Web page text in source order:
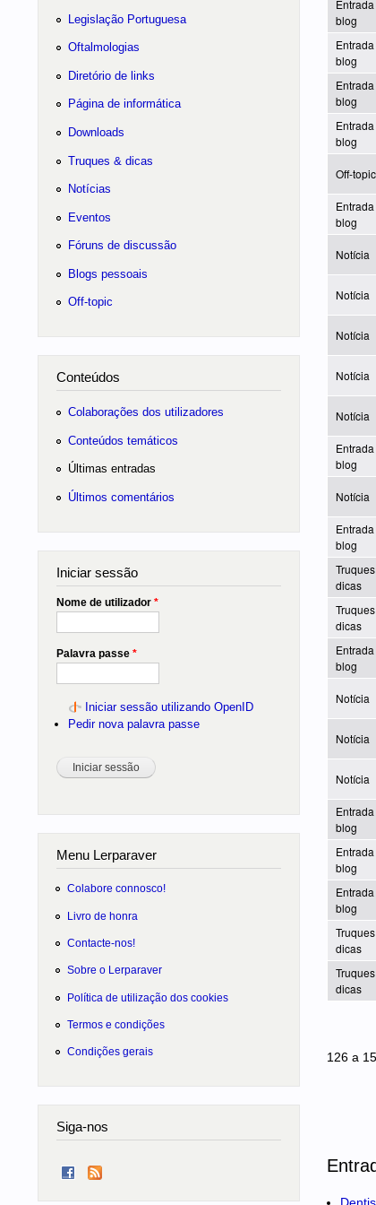
blog
blog
blog
blog
Off-topic
blog
Notícia
Notícia
Notícia
Notícia
Notícia
blog
Notícia
blog
dicas
dicas
blog
Notícia
Notícia
Notícia
blog
blog
blog
dicas
dicas
126 a
Legislação Portuguesa
Oftalmologias
Diretório de links
Página de informática
Downloads
Truques & dicas
Notícias
Eventos
Fóruns de discussão
Blogs pessoais
Off-topic
Conteúdos
Colaborações dos utilizadores
Conteúdos temáticos
Últimas entradas
Últimos comentários
Iniciar sessão
Nome de utilizador *
Palavra passe *
Iniciar sessão utilizando OpenID
Pedir nova palavra passe
Menu Lerparaver
Colabore connosco!
Livro de honra
Contacte-nos!
Sobre o Lerparaver
Política de utilização dos cookies
Termos e condições
Condições gerais
Siga-nos